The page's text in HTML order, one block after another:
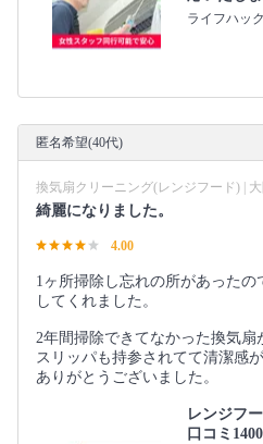
ライフハッ
匿名希望(40代)
換気扇クリーニング(レンジフード) |
綺麗になりました。
4.00
1ヶ所掃除し忘れの所があった
してくれました。
2年間掃除できてなかった換気扇
スリッパも持参されてて清潔感が
ありがとうございました。
レンジフ
口コミ